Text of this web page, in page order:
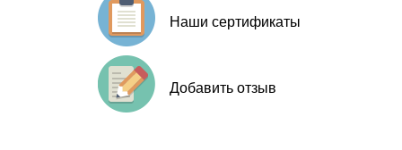
Наши сертификаты
Добавить отзыв